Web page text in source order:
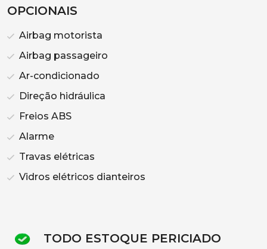
OPCIONAIS
Airbag motorista
Airbag passageiro
Ar-condicionado
Direção hidráulica
Freios ABS
Alarme
Travas elétricas
Vidros elétricos dianteiros
TODO ESTOQUE PERICIADO